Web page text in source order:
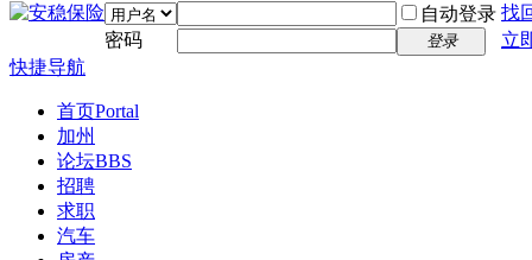
自动登录 找
密码
登录
立
快捷导航
首页Portal
加州
论坛BBS
招聘
求职
汽车